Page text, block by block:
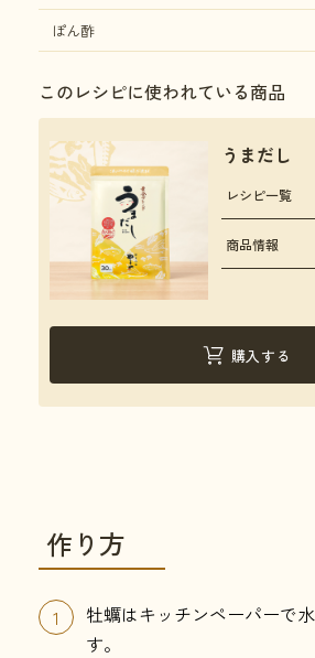
ぽん酢
このレシピに使われている商品
うまだし
レシピ一覧
商品情報
購入する
作り方
1
牡蠣はキッチンペーパーで
す。